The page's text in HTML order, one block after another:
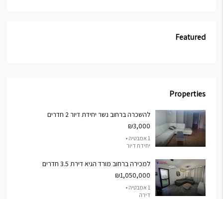
Featured
Properties
להשכרה ברחוב נשר יחידת דיור 2 חדרים
₪3,000
1 אמבטיה •
יחידת דיור
למכירה ברחוב מורד הגיא דירת 3.5 חדרים
₪1,050,000
1 אמבטיה •
דירה